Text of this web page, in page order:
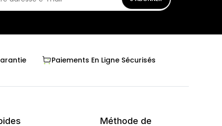
Paiements En Ligne Sécurisés
Méthode de